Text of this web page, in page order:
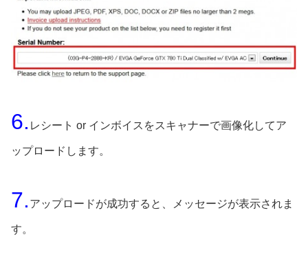
6. レシート or インボイスをスキャナーで画像化してア
ップロードします。
7. アップロードが成功すると、メッセージが表示されま
す。